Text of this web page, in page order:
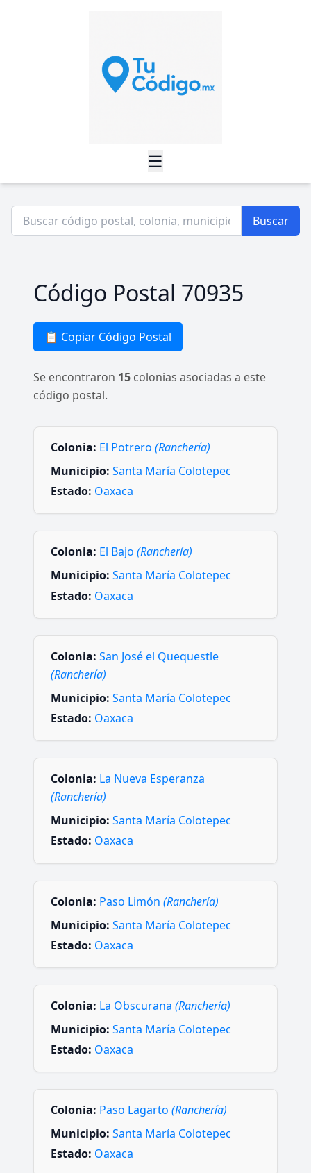
☰
Buscar
Código Postal 70935
📋 Copiar Código Postal
Se encontraron 15 colonias asociadas a este
código postal.
Colonia: El Potrero (Ranchería)
Municipio: Santa María Colotepec
Estado: Oaxaca
Colonia: El Bajo (Ranchería)
Municipio: Santa María Colotepec
Estado: Oaxaca
Colonia: San José el Quequestle
(Ranchería)
Municipio: Santa María Colotepec
Estado: Oaxaca
Colonia: La Nueva Esperanza
(Ranchería)
Municipio: Santa María Colotepec
Estado: Oaxaca
Colonia: Paso Limón (Ranchería)
Municipio: Santa María Colotepec
Estado: Oaxaca
Colonia: La Obscurana (Ranchería)
Municipio: Santa María Colotepec
Estado: Oaxaca
Colonia: Paso Lagarto (Ranchería)
Municipio: Santa María Colotepec
Estado: Oaxaca